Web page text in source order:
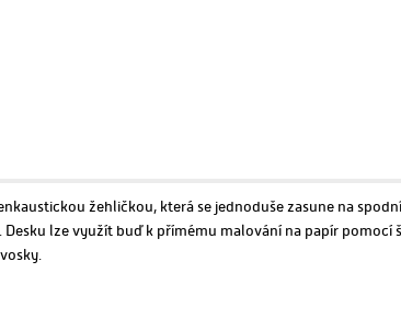
žehličkou, která se jednoduše zasune na
lze využít buď k přímému malování na papír pomocí